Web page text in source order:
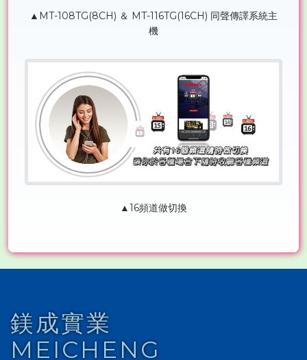
▲MT-108TG(8CH) ＆ MT-116TG(16CH) 同聲傳譯系統主
機
▲16頻道做切換
鎂成實業
MEICHENG